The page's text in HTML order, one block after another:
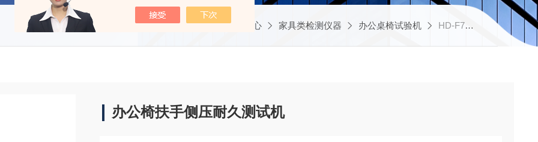
当前位置：首页 产品中心 家具类检测仪器 办公桌椅试验机 HD-F735办公椅扶手侧压耐久测试机
办公椅扶手侧压耐久测试机